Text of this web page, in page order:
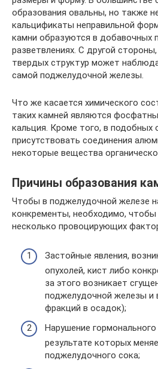
образования овальны, но также
кальцификаты неправильной
камни образуются в добавочных
разветвлениях. С другой
твердых структур может
самой поджелудочной железы.
Что же касается химического
таких камней являются
кальция. Кроме того, в подобных
присутствовать соединения
некоторые вещества
Причины образования
Чтобы в поджелудочной железе
конкременты, необходимо, чтобы
несколько провоцирующих
Застойные явления,
опухолей, кист либо
за этого возникает
поджелудочной железы и
фракций в осадок);
Нарушение
результате которых
поджелудочного сока;